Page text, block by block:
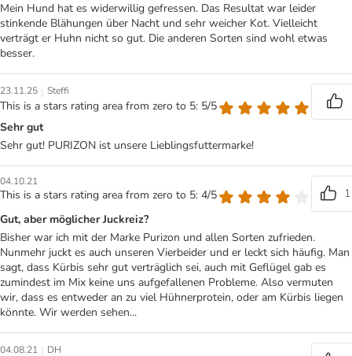
Mein Hund hat es widerwillig gefressen. Das Resultat war leider
stinkende Blähungen über Nacht und sehr weicher Kot. Vielleicht
verträgt er Huhn nicht so gut. Die anderen Sorten sind wohl etwas
besser.
23.11.25 | Steffi
This is a stars rating area from zero to 5: 5/5
Sehr gut
Sehr gut! PURIZON ist unsere Lieblingsfuttermarke!
04.10.21
This is a stars rating area from zero to 5: 4/5
1
Gut, aber möglicher Juckreiz?
Bisher war ich mit der Marke Purizon und allen Sorten zufrieden.
Nunmehr juckt es auch unseren Vierbeider und er leckt sich häufig. Man
sagt, dass Kürbis sehr gut verträglich sei, auch mit Geflügel gab es
zumindest im Mix keine uns aufgefallenen Probleme. Also vermuten
wir, dass es entweder an zu viel Hühnerprotein, oder am Kürbis liegen
könnte. Wir werden sehen...
04.08.21 | DH